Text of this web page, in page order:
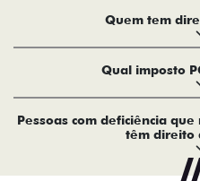
Quem tem
Qual imposto
Pessoas com deficiência
têm direito